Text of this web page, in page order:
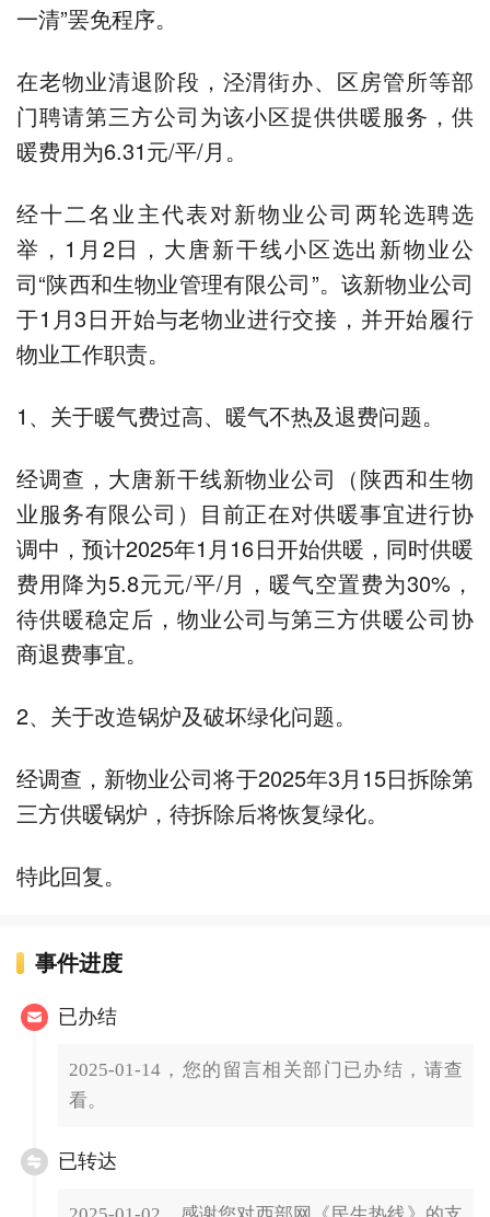
一清”罢免程序。
在老物业清退阶段，泾渭街办、区房管所等部
门聘请第三方公司为该小区提供供暖服务，供
暖费用为6.31元/平/月。
经十二名业主代表对新物业公司两轮选聘选
举，1月2日，大唐新干线小区选出新物业公
司“陕西和生物业管理有限公司”。该新物业公司
于1月3日开始与老物业进行交接，并开始履行
物业工作职责。
1、关于暖气费过高、暖气不热及退费问题。
经调查，大唐新干线新物业公司（陕西和生物
业服务有限公司）目前正在对供暖事宜进行协
调中，预计2025年1月16日开始供暖，同时供暖
费用降为5.8元元/平/月，暖气空置费为30%，
待供暖稳定后，物业公司与第三方供暖公司协
商退费事宜。
2、关于改造锅炉及破坏绿化问题。
经调查，新物业公司将于2025年3月15日拆除第
三方供暖锅炉，待拆除后将恢复绿化。
特此回复。
事件进度
已办结
2025-01-14，您的留言相关部门已办结，请查
看。
已转达